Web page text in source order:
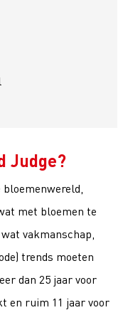
Judge?
met bloemen te
vakmanschap,
trends moeten
dan 25 jaar voor
en ruim 11 jaar voor